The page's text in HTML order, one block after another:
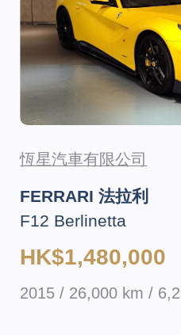
恆星汽車有限公司
FERRARI 法拉利
F12 Berlinetta
HK$1,480,000
2015 / 26,000 km /